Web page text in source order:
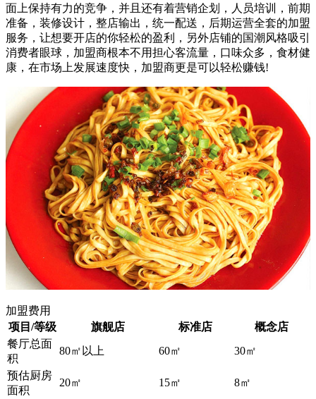
面上保持有力的竞争，并且还有着营销企划，人员培训，前期
准备，装修设计，整店输出，统一配送，后期运营全套的加盟
服务，让想要开店的你轻松的盈利，另外店铺的国潮风格吸引
消费者眼球，加盟商根本不用担心客流量，口味众多，食材健
康，在市场上发展速度快，加盟商更是可以轻松赚钱!
加盟费用
项目/等级
旗舰店 标准店
概念店
餐厅总面
积
80㎡以上 60㎡ 30㎡
预估厨房
面积
20㎡ 15㎡ 8㎡